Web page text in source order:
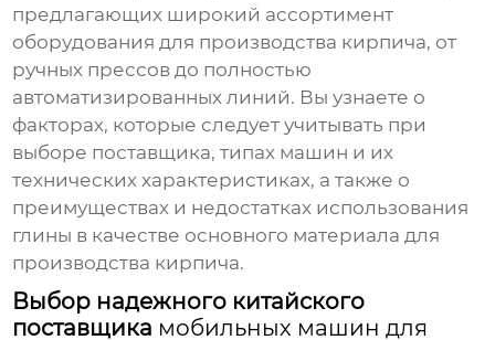
предлагающих широкий ассортимент
оборудования для производства кирпича, от
ручных прессов до полностью
автоматизированных линий. Вы узнаете о
факторах, которые следует учитывать при
выборе поставщика, типах машин и их
технических характеристиках, а также о
преимуществах и недостатках использования
глины в качестве основного материала для
производства кирпича.
Выбор надежного китайского
поставщика мобильных машин для